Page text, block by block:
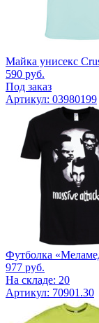
Майка унисекс
590 руб.
Под заказ
Артикул: 03980199
Футболка
977 руб.
На складе: 20
Артикул: 70901.30